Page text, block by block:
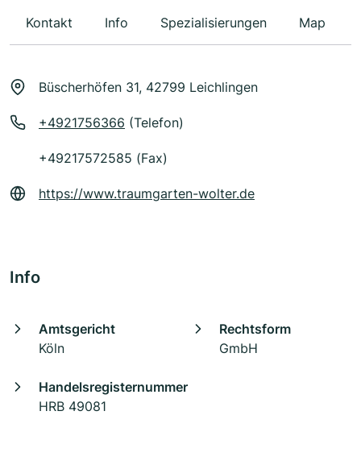
Kontakt Info Spezialisierungen Map
Büscherhöfen 31, 42799 Leichlingen
+4921756366 (Telefon)
+49217572585 (Fax)
https://www.traumgarten-wolter.de
Info
Amtsgericht
Köln
Rechtsform
GmbH
Handelsregisternummer
HRB 49081